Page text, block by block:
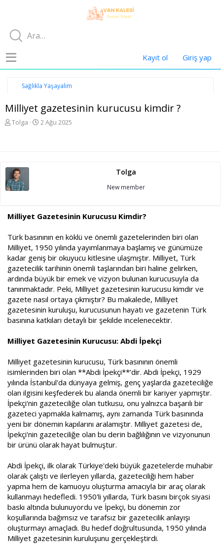
Kayıt ol Giriş yap
Sağlıkla Yaşayalım
Milliyet gazetesinin kurucusu kimdir ?
K
u
b
a
ş
t
n
Tolga
B
r
h
i
2 Ağu 2025
Tolga
New member
Milliyet Gazetesinin Kurucusu Kimdir?
Türk basınının en köklü ve önemli gazetelerinden biri olan
Milliyet, 1950 yılında yayımlanmaya başlamış ve günümüze
kadar geniş bir okuyucu kitlesine ulaşmıştır. Milliyet, Türk
gazetecilik tarihinin önemli taşlarından biri haline gelirken,
ardında büyük bir emek ve vizyon bulunan kurucusuyla da
tanınmaktadır. Peki, Milliyet gazetesinin kurucusu kimdir ve
gazete nasıl ortaya çıkmıştır? Bu makalede, Milliyet
gazetesinin kuruluşu, kurucusunun hayatı ve gazetenin Türk
basınına katkıları detaylı bir şekilde incelenecektir.
Milliyet Gazetesinin Kurucusu: Abdi İpekçi
Milliyet gazetesinin kurucusu, Türk basınının önemli
isimlerinden biri olan **Abdi İpekçi**’dir. Abdi İpekçi, 1929
yılında İstanbul'da dünyaya gelmiş, genç yaşlarda gazeteciliğe
olan ilgisini keşfederek bu alanda önemli bir kariyer yapmıştır.
İpekçi'nin gazeteciliğe olan tutkusu, onu yalnızca başarılı bir
gazeteci yapmakla kalmamış, aynı zamanda Türk basınında
yeni bir dönemin kapılarını aralamıştır. Milliyet gazetesi de,
İpekçi'nin gazeteciliğe olan bu derin bağlılığının ve vizyonunun
bir ürünü olarak hayat bulmuştur.
Abdi İpekçi, ilk olarak Türkiye'deki büyük gazetelerde muhabir
olarak çalıştı ve ilerleyen yıllarda, gazeteciliği hem haber
yapma hem de kamuoyu oluşturma amacıyla bir araç olarak
kullanmayı hedefledi. 1950'li yıllarda, Türk basını birçok siyasi
baskı altında bulunuyordu ve İpekçi, bu dönemin zor
koşullarında bağımsız ve tarafsız bir gazetecilik anlayışı
oluşturmayı amaçladı. Bu hedef doğrultusunda, 1950 yılında
Milliyet gazetesinin kuruluşunu gerçekleştirdi.